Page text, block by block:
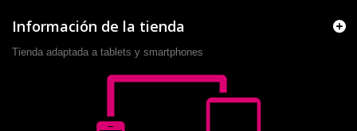
Información de la tienda
Tienda adaptada a tablets y smartphones